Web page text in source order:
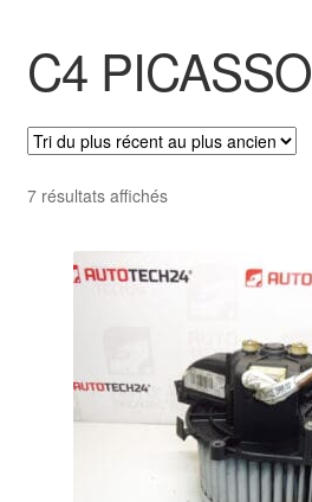
Livraison
Politique de confidentialité
Procédure de Réclamation
C4 PICASSO
7 résultats affichésTrié
récent
ancien